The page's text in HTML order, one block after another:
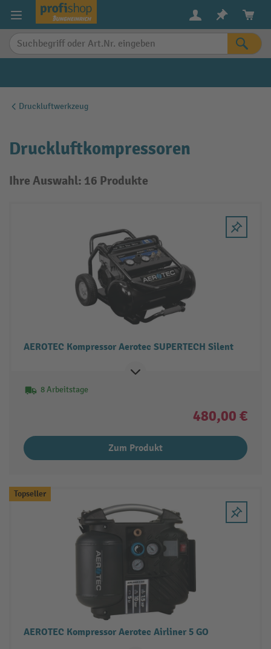
springen
Druckluftwerkzeug
Druckluftkompressoren
Ihre Auswahl: 16 Produkte
AEROTEC Kompressor Aerotec SUPERTECH Silent
8 Arbeitstage
480,00 €
Zum Produkt
Topseller
AEROTEC Kompressor Aerotec Airliner 5 GO